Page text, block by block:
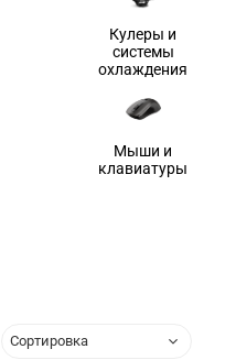
Кулеры и
системы
охлаждения
Мыши и
клавиатуры